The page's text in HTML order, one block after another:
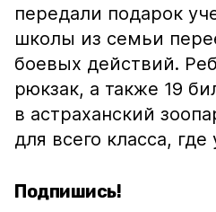
передали подарок
школы из семьи
боевых действий.
рюкзак, а также 19
в астраханский
для всего класса,
Подпишись!